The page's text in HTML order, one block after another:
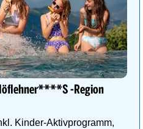
-Region
Kinder-Aktivprogramm,